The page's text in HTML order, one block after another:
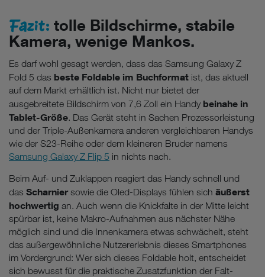
Fazit: tolle Bildschirme, stabile
Kamera, wenige Mankos.
Es darf wohl gesagt werden, dass das Samsung Galaxy Z
Fold 5 das beste Foldable im Buchformat ist, das aktuell
auf dem Markt erhältlich ist. Nicht nur bietet der
ausgebreitete Bildschirm von 7,6 Zoll ein Handy beinahe in
Tablet-Größe. Das Gerät steht in Sachen Prozessorleistung
und der Triple-Außenkamera anderen vergleichbaren Handys
wie der S23-Reihe oder dem kleineren Bruder namens
Samsung Galaxy Z Flip 5 in nichts nach.
Beim Auf- und Zuklappen reagiert das Handy schnell und
das Scharnier sowie die Oled-Displays fühlen sich äußerst
hochwertig an. Auch wenn die Knickfalte in der Mitte leicht
spürbar ist, keine Makro-Aufnahmen aus nächster Nähe
möglich sind und die Innenkamera etwas schwächelt, steht
das außergewöhnliche Nutzererlebnis dieses Smartphones
im Vordergrund: Wer sich dieses Foldable holt, entscheidet
sich bewusst für die praktische Zusatzfunktion der Falt-